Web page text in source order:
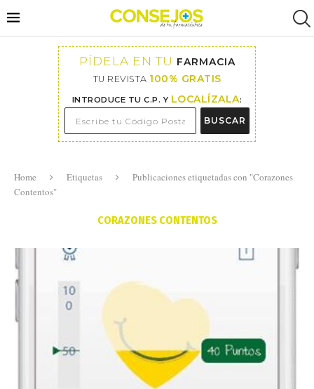
PÍDELA EN TU FARMACIA
TU REVISTA 100% GRATIS
INTRODUCE TU C.P. Y LOCALÍZALA:
BUSCAR
Home Etiquetas
Publicaciones etiquetadas con "Corazones
Contentos"
CORAZONES CONTENTOS